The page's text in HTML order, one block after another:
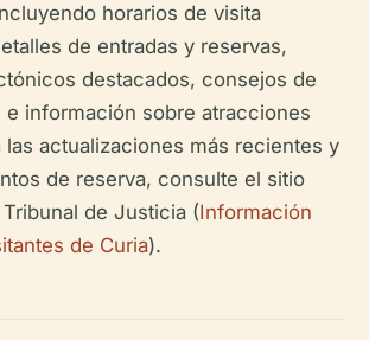
horarios de visita
de entradas y reservas,
destacados, consejos de
información sobre atracciones
las actualizaciones más recientes y
de reserva, consulte el sitio
de Justicia (Información
de Curia).